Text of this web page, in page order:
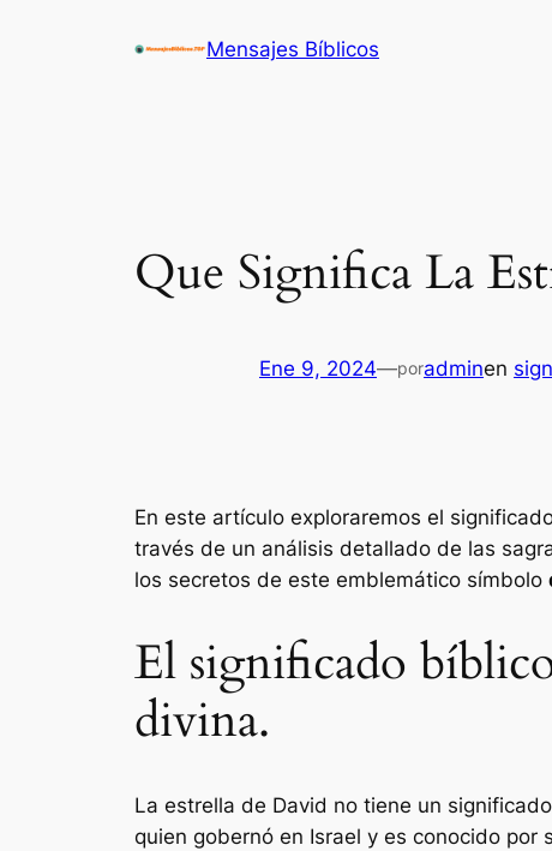
Mensajes Bíblicos
Que Significa La
Ene 9, 2024—poradminen
En este artículo exploraremos el
través de un análisis detallado de las
los secretos de este emblemático símbolo
El significado
divina.
La estrella de David no tiene un
quien gobernó en Israel y es conocido